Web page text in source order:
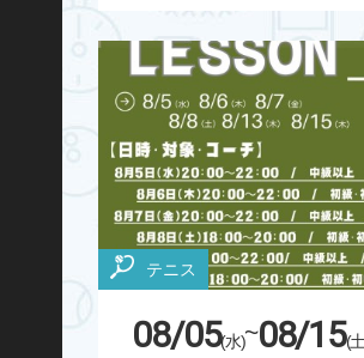
テニス
08/05(水)~08/15(